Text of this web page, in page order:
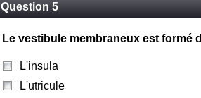
Question 5
Le vestibule membraneux est formé
L'insula
L'utricule